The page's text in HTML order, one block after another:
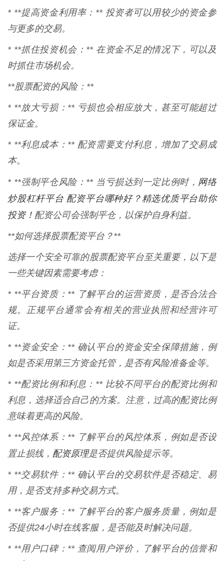
* **提高资金利用率：** 投资者可以用较少的资金参
与更多的交易。
* **抓住投资机会：** 在资金不足的情况下，可以及
时抓住市场机会。
**股票配资的风险：**
* **放大亏损：** 亏损也会相应放大，甚至可能超过
保证金。
* **利息成本：** 配资需要支付利息，增加了交易成
本。
* **强制平仓风险：** 当亏损达到一定比例时， 网络
炒股杠杆平台 配资平台哪种好？精选优质平台助你
投资！ 配资公司会强制平仓，以保护自身利益。
**如何选择股票配资平台？**
选择一个安全可靠的股票配资平台至关重要，以下是
一些关键因素需要考虑：
* **平台资质：** 了解平台的运营资质，是否合法合
规。正规平台通常会有相关的营业执照和经营许可
证。
* **资金安全：** 确认平台的资金安全保障措施，例
如是否采用第三方资金托管，是否有风险准备金等。
* **配资比例和利息：** 比较不同平台的配资比例和
利息，选择适合自己的方案。注意，过高的配资比例
意味着更高的风险。
* **风控体系：** 了解平台的风控体系，例如是否设
置止损线， 配资原理是否提供风险提示等。
* **交易软件：** 确认平台的交易软件是否稳定、易
用，是否支持多种交易方式。
* **客户服务：** 了解平台的客户服务质量，例如是
否提供24小时在线客服，是否能及时解决问题。
* **用户口碑：** 查阅用户评价，了解平台的信誉和